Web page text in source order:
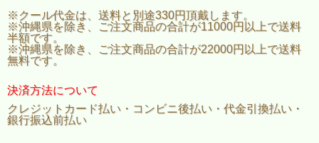
※クール代金は、送料と別途330円頂戴します。
※沖縄県を除き、ご注文商品の合計が11000円以上で送料
半額です。
※沖縄県を除き、ご注文商品の合計が22000円以上で送料
無料です。
決済方法について
クレジットカード払い・コンビニ後払い・代金引換払い・
銀行振込前払い